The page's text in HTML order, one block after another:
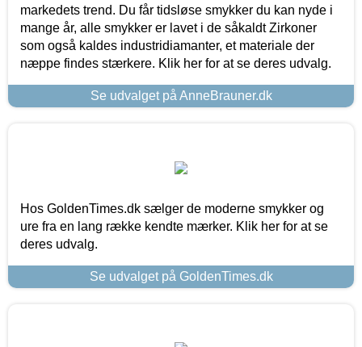
markedets trend. Du får tidsløse smykker du kan nyde i
mange år, alle smykker er lavet i de såkaldt Zirkoner
som også kaldes industridiamanter, et materiale der
næppe findes stærkere. Klik her for at se deres udvalg.
Se udvalget på AnneBrauner.dk
Hos GoldenTimes.dk sælger de moderne smykker og
ure fra en lang række kendte mærker. Klik her for at se
deres udvalg.
Se udvalget på GoldenTimes.dk